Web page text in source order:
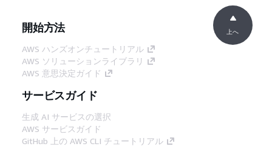
開始方法
AWS ハンズオンチュートリアル
AWS ソリューションライブラリ
AWS 意思決定ガイド
サービスガイド
生成 AI サービスの選択
AWS サービスガイド
GitHub 上の AWS CLI チュートリアル
上へ